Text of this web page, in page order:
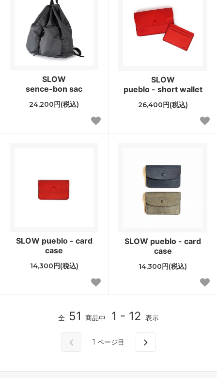
SLOW
sence-bon sac
24,200円(税込)
SLOW
pueblo - short wallet
26,400円(税込)
SLOW pueblo - card
case
14,300円(税込)
SLOW pueblo - card
case
14,300円(税込)
全 51 商品中 1 - 12 表示
1 ページ目